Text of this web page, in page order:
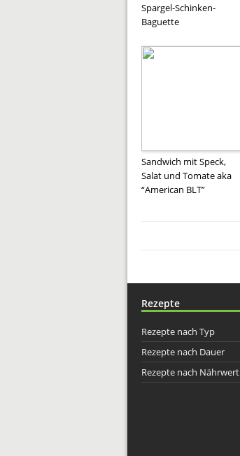
Spargel-Schinken-
Baguette
Sandwich mit Speck,
Salat und Tomate aka
“American BLT”
Rezepte
Rezepte nach Typ
Rezepte nach Dauer
Rezepte nach Nährwert